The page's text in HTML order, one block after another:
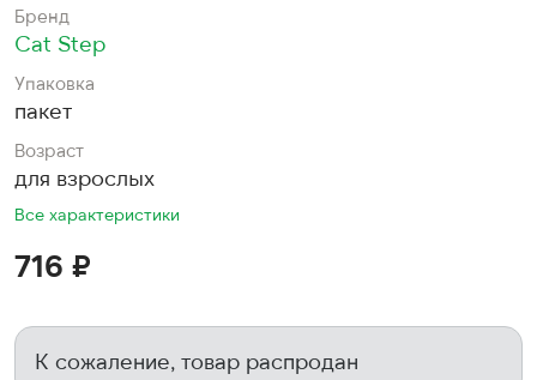
Бренд
Cat Step
Упаковка
пакет
Возраст
для взрослых
Все характеристики
716 ₽
К сожаление, товар распродан